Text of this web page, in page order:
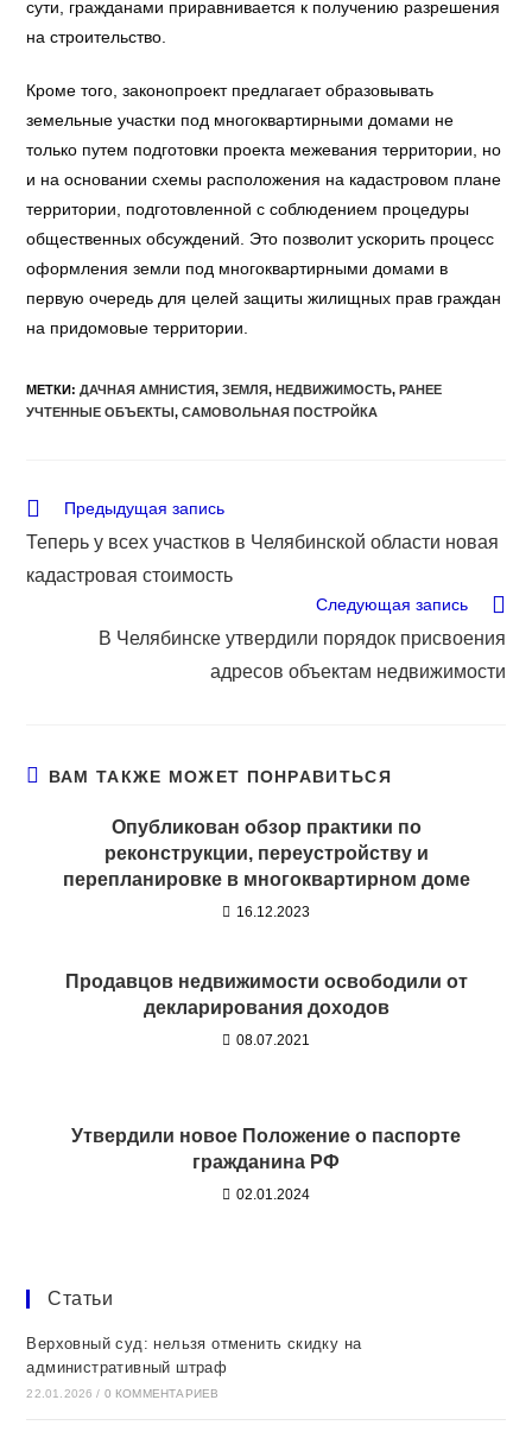
сути, гражданами приравнивается к получению разрешения
на строительство.
Кроме того, законопроект предлагает образовывать
земельные участки под многоквартирными домами не
только путем подготовки проекта межевания территории, но
и на основании схемы расположения на кадастровом плане
территории, подготовленной с соблюдением процедуры
общественных обсуждений. Это позволит ускорить процесс
оформления земли под многоквартирными домами в
первую очередь для целей защиты жилищных прав граждан
на придомовые территории.
МЕТКИ:ДАЧНАЯ АМНИСТИЯ, ЗЕМЛЯ, НЕДВИЖИМОСТЬ, РАНЕЕ
УЧТЕННЫЕ ОБЪЕКТЫ, САМОВОЛЬНАЯ ПОСТРОЙКА
Еще
Предыдущая запись
Теперь у всех участков в Челябинской области новая
кадастровая стоимость
Следующая запись
В Челябинске утвердили порядок присвоения
адресов объектам недвижимости
ВАМ ТАКЖЕ МОЖЕТ ПОНРАВИТЬСЯ
Опубликован обзор практики по
реконструкции, переустройству и
перепланировке в многоквартирном доме
16.12.2023
Продавцов недвижимости освободили от
декларирования доходов
08.07.2021
Утвердили новое Положение о паспорте
гражданина РФ
02.01.2024
Статьи
Верховный суд: нельзя отменить скидку на
административный штраф
22.01.2026 / 0 КОММЕНТАРИЕВ